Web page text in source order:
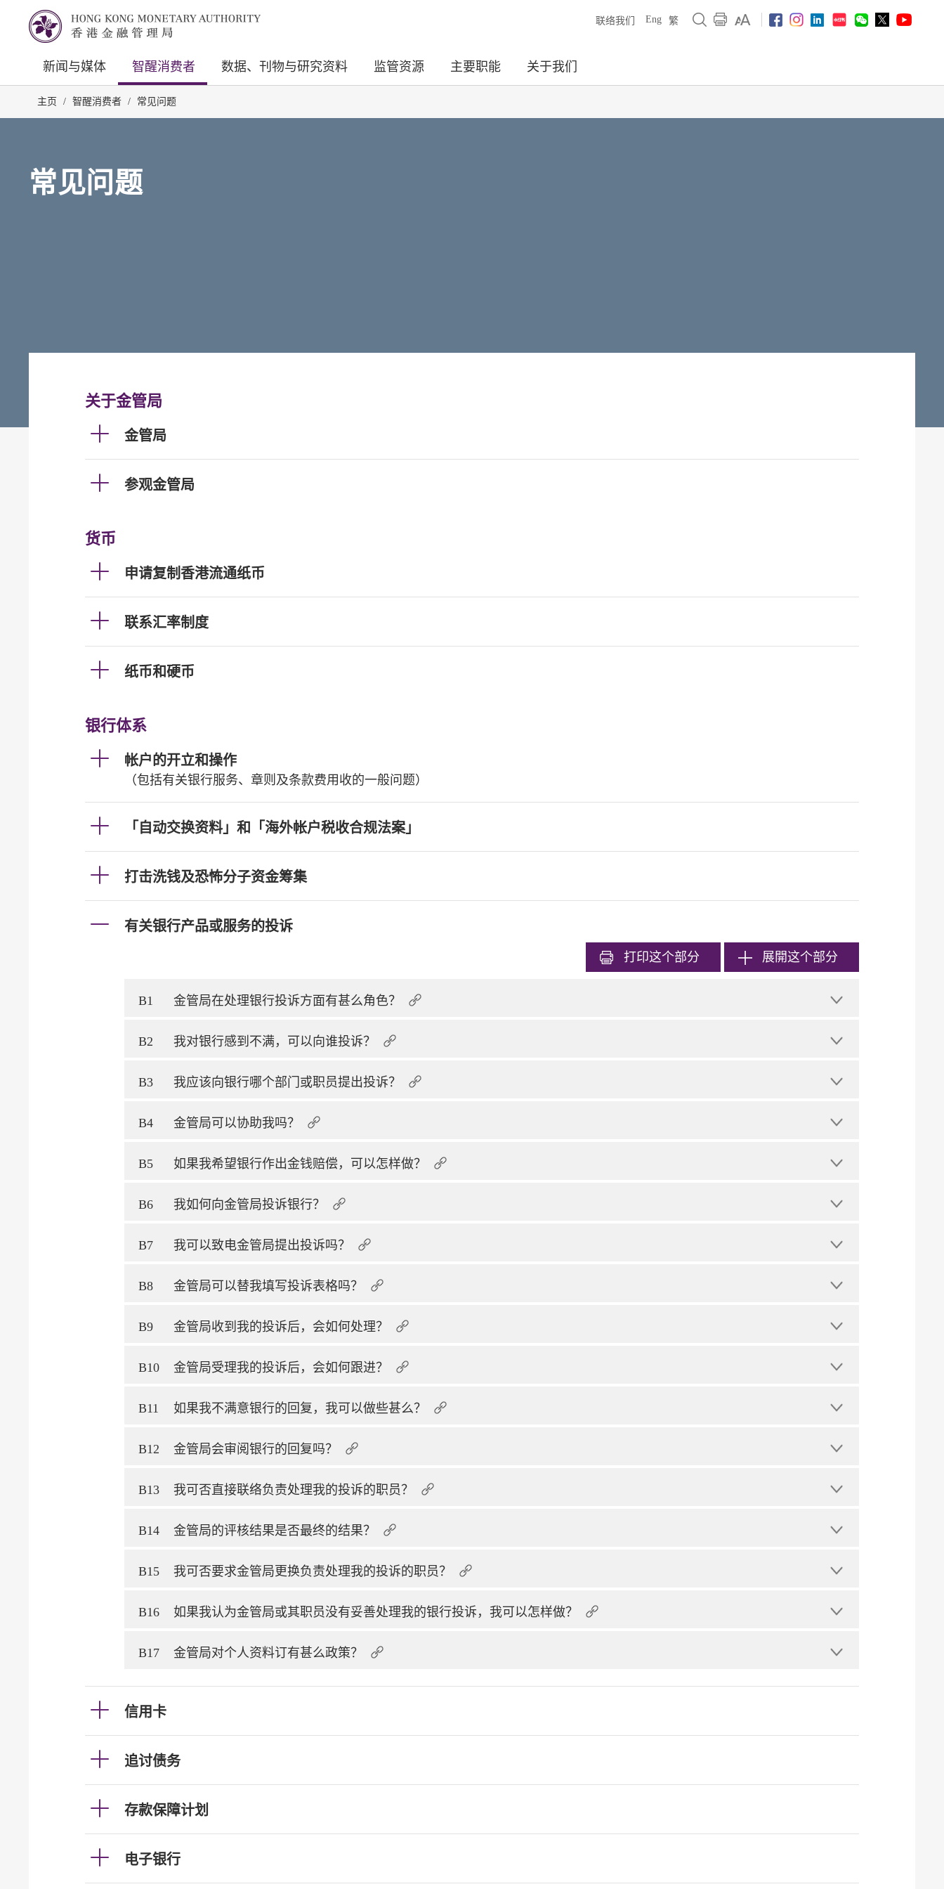
联络我们 Eng 繁
新闻与媒体 智醒消费者 数据、刊物与研究资料 监管资源 主要职能 关于我们
主页 / 智醒消费者 / 常见问题
常见问题
关于金管局
金管局
参观金管局
货币
申请复制香港流通纸币
联系汇率制度
纸币和硬币
银行体系
帐户的开立和操作
（包括有关银行服务、章则及条款费用收的一般问题）
「自动交换资料」和「海外帐户税收合规法案」
打击洗钱及恐怖分子资金筹集
有关银行产品或服务的投诉
打印这个部分 展開这个部分
B1 金管局在处理银行投诉方面有甚么角色？
B2 我对银行感到不满，可以向谁投诉？
B3 我应该向银行哪个部门或职员提出投诉？
B4 金管局可以协助我吗？
B5 如果我希望银行作出金钱赔偿，可以怎样做？
B6 我如何向金管局投诉银行？
B7 我可以致电金管局提出投诉吗？
B8 金管局可以替我填写投诉表格吗？
B9 金管局收到我的投诉后，会如何处理？
B10 金管局受理我的投诉后，会如何跟进？
B11 如果我不满意银行的回复，我可以做些甚么？
B12 金管局会审阅银行的回复吗？
B13 我可否直接联络负责处理我的投诉的职员？
B14 金管局的评核结果是否最终的结果？
B15 我可否要求金管局更换负责处理我的投诉的职员？
B16 如果我认为金管局或其职员没有妥善处理我的银行投诉，我可以怎样做？
B17 金管局对个人资料订有甚么政策？
信用卡
追讨债务
存款保障计划
电子银行